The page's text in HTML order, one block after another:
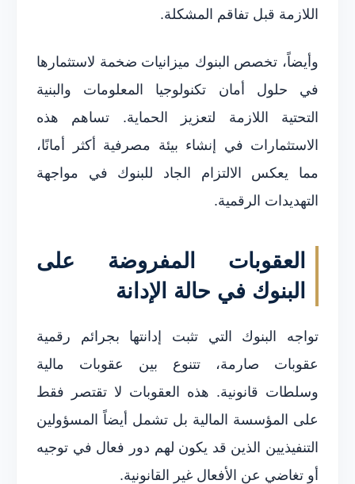
اللازمة قبل تفاقم المشكلة.
وأيضاً، تخصص البنوك ميزانيات ضخمة لاستثمارها
في حلول أمان تكنولوجيا المعلومات والبنية
التحتية اللازمة لتعزيز الحماية. تساهم هذه
الاستثمارات في إنشاء بيئة مصرفية أكثر أمانًا،
مما يعكس الالتزام الجاد للبنوك في مواجهة
التهديدات الرقمية.
العقوبات المفروضة على
البنوك في حالة الإدانة
تواجه البنوك التي تثبت إدانتها بجرائم رقمية
عقوبات صارمة، تتنوع بين عقوبات مالية
وسلطات قانونية. هذه العقوبات لا تقتصر فقط
على المؤسسة المالية بل تشمل أيضاً المسؤولين
التنفيذيين الذين قد يكون لهم دور فعال في توجيه
أو تغاضي عن الأفعال غير القانونية.